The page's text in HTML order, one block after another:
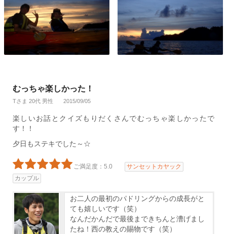
むっちゃ楽しかった！
Tさま 20代 男性 2015/09/05
楽しいお話とクイズもりだくさんでむっちゃ楽しかったで
す！！
夕日もステキでした～☆
ご満足度：5.0
サンセットカヤック
カップル
お二人の最初のパドリングからの成長がと
ても嬉しいです（笑）
なんだかんだで最後まできちんと漕げまし
たね！西の教えの賜物です（笑）